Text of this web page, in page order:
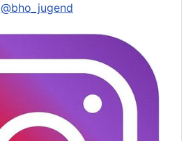
@bho_jugend